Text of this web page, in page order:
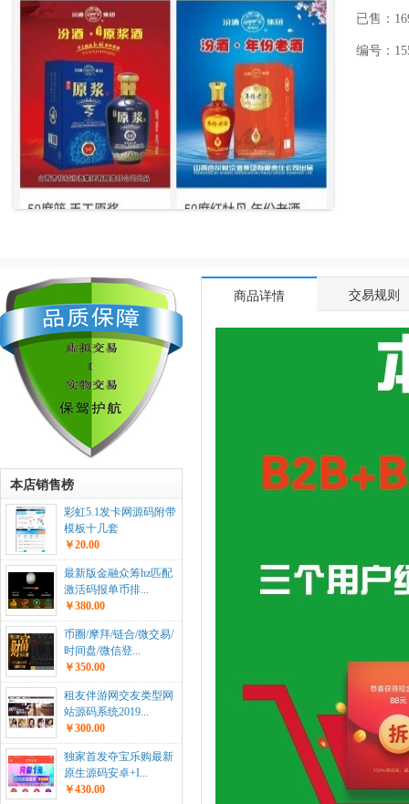
已售：
编号：
本店销售榜
彩虹5.1发卡网源码附带
模板十几套
￥20.00
最新版金融众筹hz匹配
激活码报单币排...
￥380.00
币圈/摩拜/链合/微交易/
时间盘/微信登...
￥350.00
租友伴游网交友类型网
站源码系统2019...
￥300.00
独家首发夺宝乐购最新
原生源码安卓+I...
￥430.00
商品详情 交易规则